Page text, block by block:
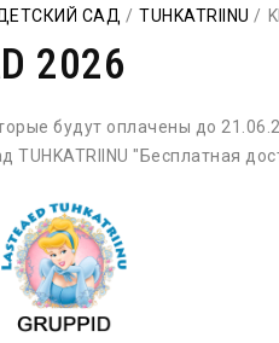
САД TUHKATRIINU
2026
будут оплачены до
TUHKATRIINU "Бесплатная